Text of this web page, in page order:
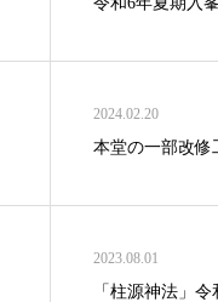
2024.02.20
本堂の一部改修
2023.08.01
「柱源神法」